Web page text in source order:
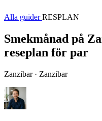
Alla guiderRESPLAN
Smekmånad på
reseplan för par
Zanzibar · Zanzibar